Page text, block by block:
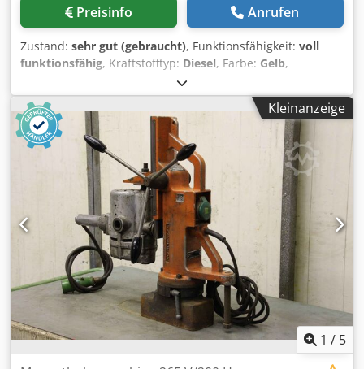
- s6 4,2 kW Netzteil 400V, 5-polige Steckdose, 16A
Preisinfo Anrufen
Zustand: sehr gut (gebraucht), Funktionsfähigkeit: voll
funktionsfähig, Kraftstofftyp: Diesel, Farbe: Gelb,
, Antriebszustand:
Sitzplätze:1, Maschinen-/Fahrzeugnummer:KM&EW144,
Ausstattung:Hydraulik, Kabine, Beschreibung des
Produkts Gebrauchte Gabelzinkenmaschinen Hergestellt
von Caterpillar Modell CAT 966C Betrieben mit Dieselmotor
Maschine wird in diesem Zustand verkauft Cedpfxjum Eiue
Abneha Mehr Informationen Bitte kontaktieren Sie VIJAY
JPN Industrial Trading Pte Ltd 13A Pandan Crescent,
Singapur 128478
Kleinanzeige
1 / 5